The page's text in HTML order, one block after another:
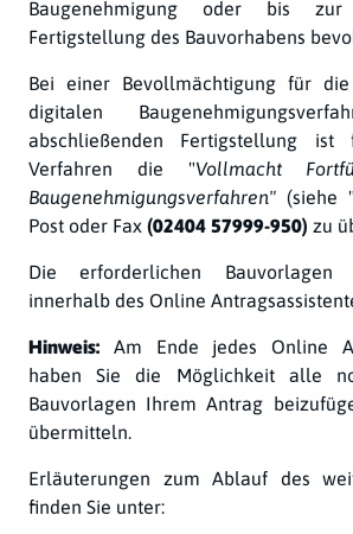
Baugenehmigung oder bis zur
Fertigstellung des Bauvorhabens
Bei einer Bevollmächtigung für
digitalen
abschließenden Fertigstellung
Verfahren die "Vollmacht
Baugenehmigungsverfahren" (siehe
Post oder Fax (02404 57999-950) zu
Die erforderlichen Bauvorlagen
innerhalb des Online
Hinweis: Am Ende jedes Online
haben Sie die Möglichkeit alle
Bauvorlagen Ihrem Antrag
übermitteln.
Erläuterungen zum Ablauf des
finden Sie unter: